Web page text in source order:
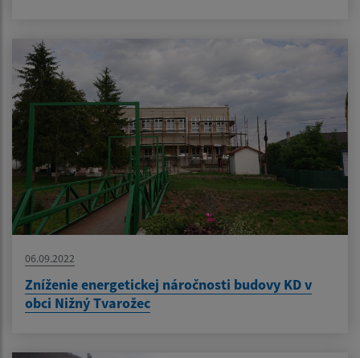
06.09.2022
Zníženie energetickej náročnosti budovy KD v
obci Nižný Tvarožec